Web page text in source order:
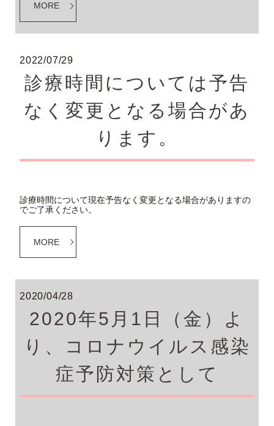
MORE
2022/07/29
診療時間については予告
なく変更となる場合があ
ります。
診療時間について現在予告なく変更となる場合がありますの
でご了承ください。
MORE
2020/04/28
2020年5月1日（金）よ
り、コロナウイルス感染
症予防対策として